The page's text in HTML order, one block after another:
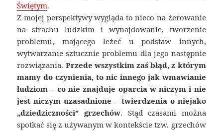
Świętym.
Z mojej perspektywy wygląda to nieco na żerowanie
na strachu ludzkim i wynajdowanie, tworzenie
problemu, mającego leżeć u podstaw innych,
wytwarzanie sztucznie problemu dla jego następnie
rozwiązania. Przede wszystkim zaś błąd, z którym
mamy do czynienia, to nic innego jak wmawianie
ludziom – co nie znajduje oparcia w niczym i nie
jest niczym uzasadnione – twierdzenia o niejako
„dziedziczności” grzechów. Stąd czasami można
spotkać się z używanym w kontekście tzw. grzechów